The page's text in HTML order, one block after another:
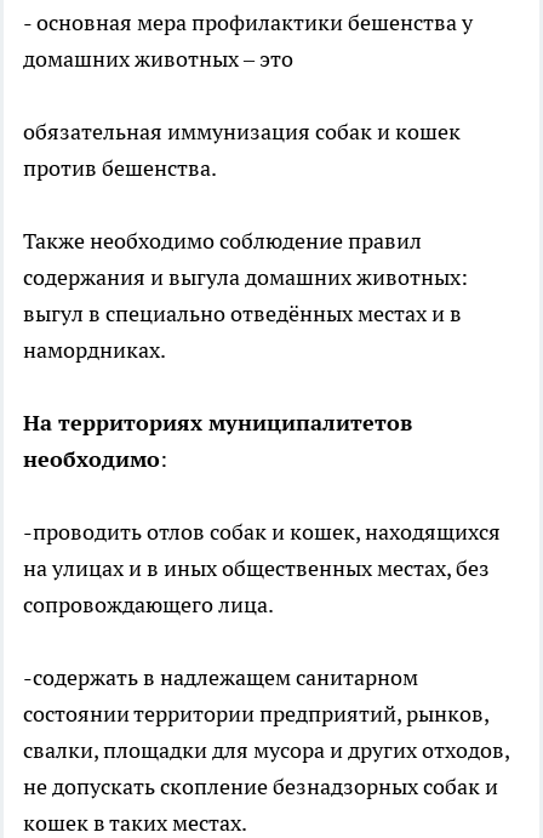
- основная мера профилактики бешенства у
домашних животных – это
обязательная иммунизация собак и кошек
против бешенства.
Также необходимо соблюдение правил
содержания и выгула домашних животных:
выгул в специально отведённых местах и в
намордниках.
На территориях муниципалитетов
необходимо:
-проводить отлов собак и кошек, находящихся
на улицах и в иных общественных местах, без
сопровождающего лица.
-содержать в надлежащем санитарном
состоянии территории предприятий, рынков,
свалки, площадки для мусора и других отходов,
не допускать скопление безнадзорных собак и
кошек в таких местах.